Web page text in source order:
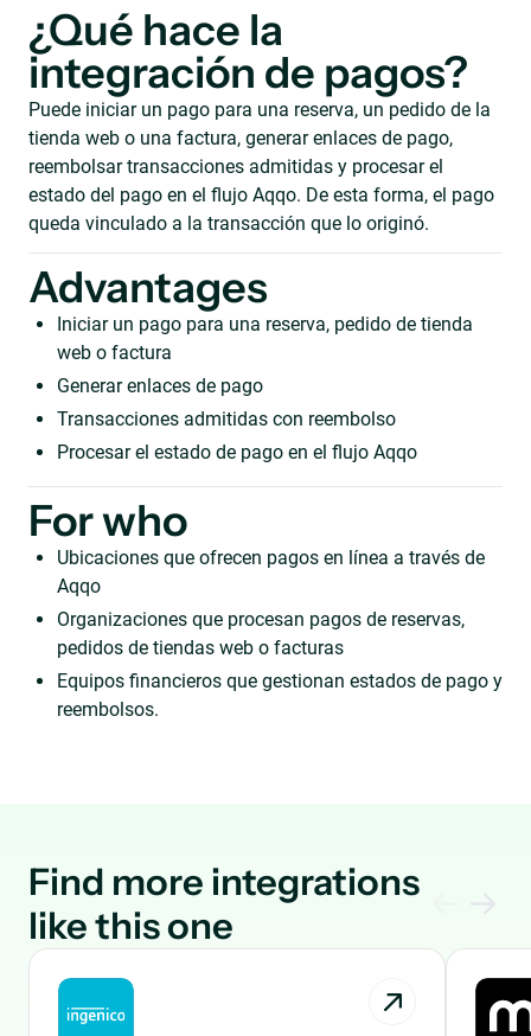
¿Qué hace la
integración de pagos?
Puede iniciar un pago para una reserva, un pedido de la
tienda web o una factura, generar enlaces de pago,
reembolsar transacciones admitidas y procesar el
estado del pago en el flujo Aqqo. De esta forma, el pago
queda vinculado a la transacción que lo originó.
Advantages
Iniciar un pago para una reserva, pedido de tienda
web o factura
Generar enlaces de pago
Transacciones admitidas con reembolso
Procesar el estado de pago en el flujo Aqqo
For who
Ubicaciones que ofrecen pagos en línea a través de
Aqqo
Organizaciones que procesan pagos de reservas,
pedidos de tiendas web o facturas
Equipos financieros que gestionan estados de pago y
reembolsos.
Find more integrations
like this one